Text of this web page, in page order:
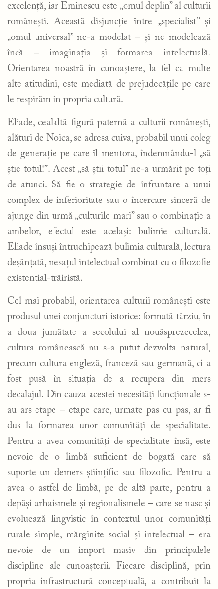
excelență, iar Eminescu este „omul deplin” al culturii
românești. Această disjuncție între „specialist” și
„omul universal” ne-a modelat – și ne modelează
încă – imaginația și formarea intelectuală.
Orientarea noastră în cunoaștere, la fel ca multe
alte atitudini, este mediată de prejudecățile pe care
le respirăm în propria cultură.
Eliade, cealaltă figură paternă a culturii românești,
alături de Noica, se adresa cuiva, probabil unui coleg
de generație pe care îl mentora, îndemnându-l „să
știe totul!”. Acest „să știi totul” ne-a urmărit pe toți
de atunci. Să fie o strategie de înfruntare a unui
complex de inferioritate sau o încercare sinceră de
ajunge din urmă „culturile mari” sau o combinație a
ambelor, efectul este același: bulimie culturală.
Eliade însuși întruchipează bulimia culturală, lectura
deșănțată, nesațul intelectual combinat cu o filozofie
existențial-trăiristă.
Cel mai probabil, orientarea culturii românești este
produsul unei conjuncturi istorice: formată târziu, în
a doua jumătate a secolului al nouăsprezecelea,
cultura românească nu s-a putut dezvolta natural,
precum cultura engleză, franceză sau germană, ci a
fost pusă în situația de a recupera din mers
decalajul. Din cauza acestei necesități funcționale s-
au ars etape – etape care, urmate pas cu pas, ar fi
dus la formarea unor comunități de specialitate.
Pentru a avea comunități de specialitate însă, este
nevoie de o limbă suficient de bogată care să
suporte un demers științific sau filozofic. Pentru a
avea o astfel de limbă, pe de altă parte, pentru a
depăși arhaismele și regionalismele – care se nasc și
evoluează lingvistic în contextul unor comunități
rurale simple, mărginite social și intelectual – era
nevoie de un import masiv din principalele
discipline ale cunoașterii. Fiecare disciplină, prin
propria infrastructură conceptuală, a contribuit la